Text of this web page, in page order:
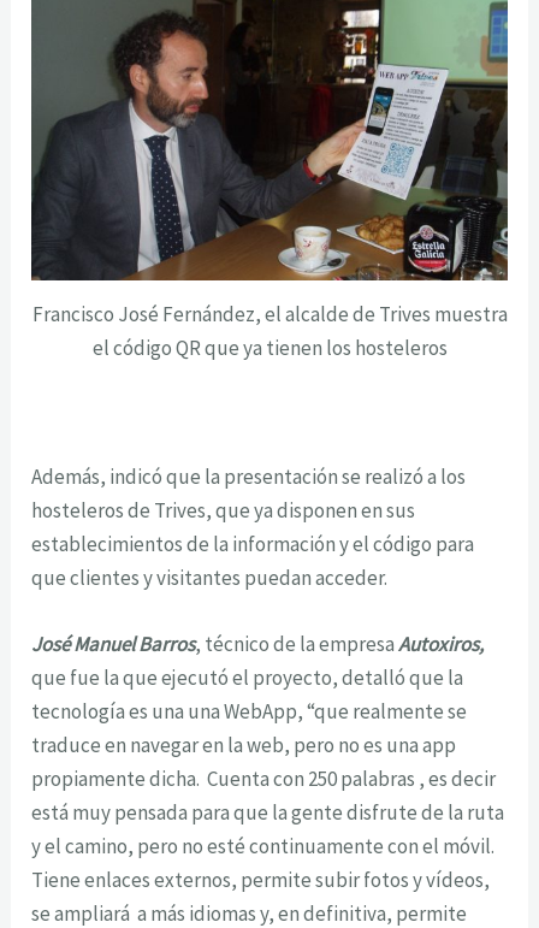
Francisco José Fernández, el alcalde de Trives muestra
el código QR que ya tienen los hosteleros
Además, indicó que la presentación se realizó a los
hosteleros de Trives, que ya disponen en sus
establecimientos de la información y el código para
que clientes y visitantes puedan acceder.
José Manuel Barros, técnico de la empresaAutoxiros,
que fue la que ejecutó el proyecto, detalló que la
tecnología es una una WebApp, “que realmente se
traduce en navegar en la web, pero no es una app
propiamente dicha. Cuenta con 250 palabras , es decir
está muy pensada para que la gente disfrute de la ruta
y el camino, pero no esté continuamente con el móvil.
Tiene enlaces externos, permite subir fotos y vídeos,
se ampliará a más idiomas y, en definitiva, permite